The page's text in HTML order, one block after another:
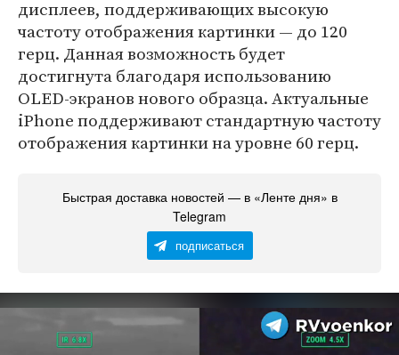
дисплеев, поддерживающих высокую
частоту отображения картинки — до 120
герц. Данная возможность будет
достигнута благодаря использованию
OLED-экранов нового образца. Актуальные
iPhone поддерживают стандартную частоту
отображения картинки на уровне 60 герц.
Быстрая доставка новостей — в «Ленте дня» в
Telegram
подписаться